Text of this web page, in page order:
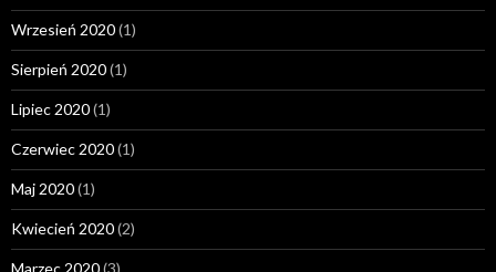
Wrzesień 2020(1)
Sierpień 2020(1)
Lipiec 2020(1)
Czerwiec 2020(1)
Maj 2020(1)
Kwiecień 2020(2)
Marzec 2020(3)